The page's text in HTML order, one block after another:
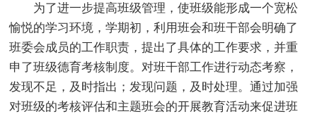
为了进一步提高班级管理，使班级能形成一个宽松
愉悦的学习环境，学期初，利用班会和班干部会明确了
班委会成员的工作职责，提出了具体的工作要求，并重
申了班级德育考核制度。对班干部工作进行动态考察，
发现不足，及时指出；发现问题，及时处理。通过加强
对班级的考核评估和主题班会的开展教育活动来促进班